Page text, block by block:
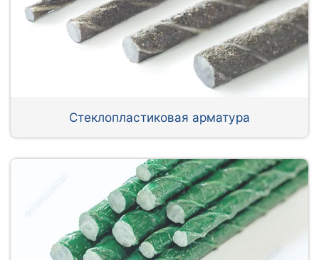
Стеклопластиковая арматура